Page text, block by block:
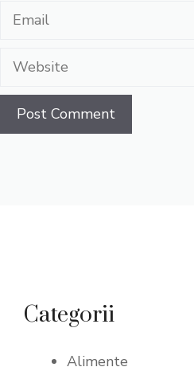
Email
Website
Categorii
Alimente